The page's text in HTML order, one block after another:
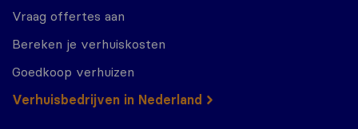
Vraag offertes aan
Bereken je verhuiskosten
Goedkoop verhuizen
Verhuisbedrijven in Nederland